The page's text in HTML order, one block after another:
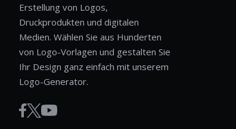
Erstellung von Logos,
Druckprodukten und digitalen
Medien. Wählen Sie aus Hunderten
von Logo-Vorlagen und gestalten Sie
Ihr Design ganz einfach mit unserem
Logo-Generator.